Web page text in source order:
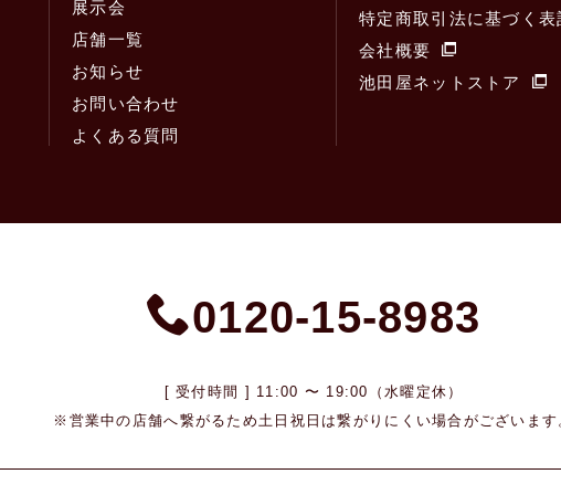
展示会
店舗一覧
お知らせ
お問い合わせ
よくある質問
特定商取引法に基づく表
会社概要
池田屋ネットストア
0120-15-8983
[ 受付時間 ] 11:00 〜 19:00（水曜定休）
※営業中の店舗へ繋がるため 土日祝日は繋がりにくい場合がございます